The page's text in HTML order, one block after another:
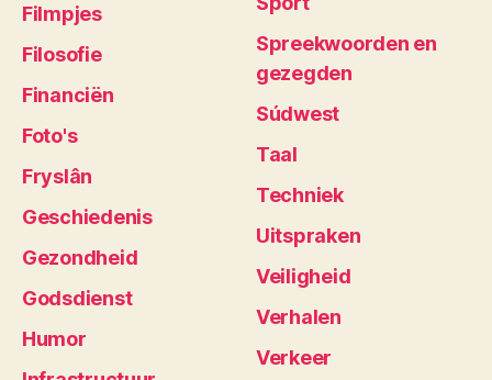
Filmpjes
Filosofie
Financiën
Foto's
Fryslân
Geschiedenis
Gezondheid
Godsdienst
Humor
Spreekwoorden en
gezegden
Súdwest
Taal
Techniek
Uitspraken
Veiligheid
Verhalen
Verkeer